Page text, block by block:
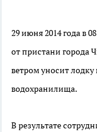
29 июня 2014 года в
от пристани города
ветром уносит лодку
водохранилища.
В результате